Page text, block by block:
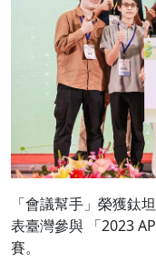
「會議幫手」榮獲鈦
表臺灣參與 「2023
賽。